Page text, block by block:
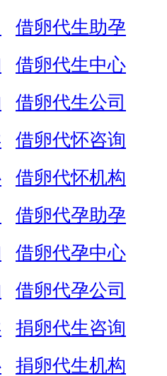
借卵代生助孕
借卵代生中心
借卵代生公司
借卵代怀咨询
借卵代怀机构
借卵代孕助孕
借卵代孕中心
借卵代孕公司
捐卵代生咨询
捐卵代生机构